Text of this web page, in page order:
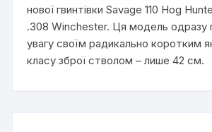
нової гвинтівки Savage 110 Hog
.308 Winchester. Ця модель одразу
увагу своїм радикально коротким
класу зброї стволом – лише 42 см.